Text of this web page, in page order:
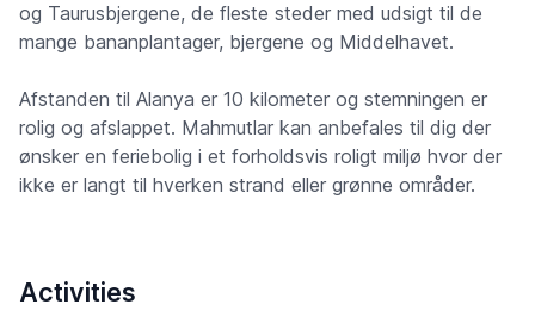
og Taurusbjergene, de fleste steder med udsigt til de
mange bananplantager, bjergene og Middelhavet.
Afstanden til Alanya er 10 kilometer og stemningen er
rolig og afslappet. Mahmutlar kan anbefales til dig der
ønsker en feriebolig i et forholdsvis roligt miljø hvor der
ikke er langt til hverken strand eller grønne områder.
Activities